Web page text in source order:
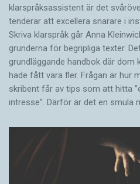
klarspråksassistent är det
tenderar att excellera snarare i
Skriva klarspråk går Anna
grunderna för begripliga texter.
grundläggande handbok där dom
hade fått vara fler. Frågan är hur
skribent får av tips som att hitta
intresse”. Därför är det en smula